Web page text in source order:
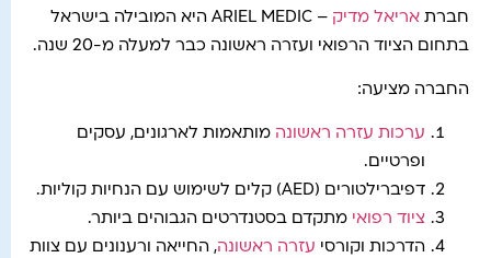
חברת אריאל מדיק
– ARIEL MEDIC היא המובילה בישראל
בתחום הציוד הרפואי ועזרה ראשונה כבר למעלה מ-20 שנה.
החברה מציעה:
ערכות עזרה ראשונה מותאמות לארגונים, עסקים
ופרטיים.
דפיברילטורים (AED) קלים לשימוש עם הנחיות קוליות.
ציוד רפואי מתקדם בסטנדרטים הגבוהים ביותר.
הדרכות וקורסי עזרה ראשונה, החייאה ורענונים עם צוות